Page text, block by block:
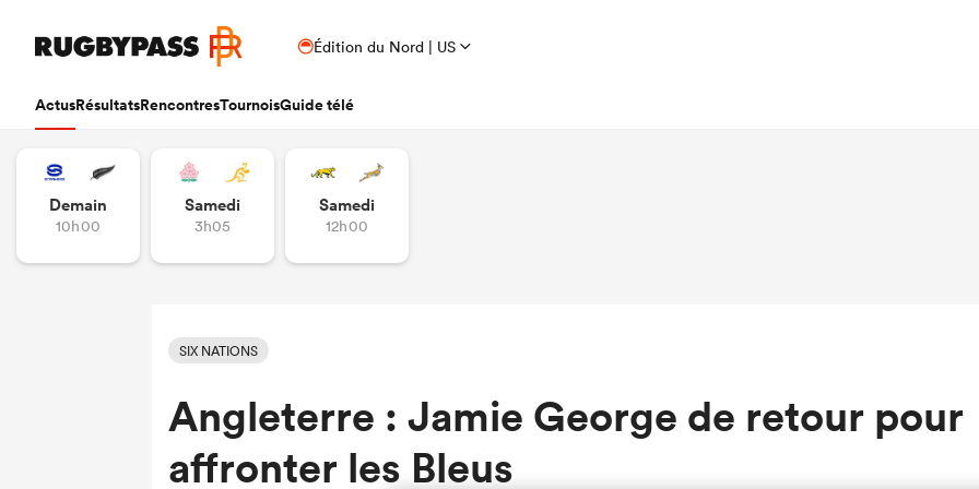
Édition du Nord | US
ActusRésultatsRencontresTournoisGuide télé
Demain
10h00
Samedi
3h05
Samedi
12h00
SIX NATIONS
Angleterre : Jamie George de retour pour
affronter les Bleus